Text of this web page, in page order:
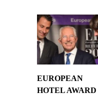
EUROPEAN
HOTEL AWARD